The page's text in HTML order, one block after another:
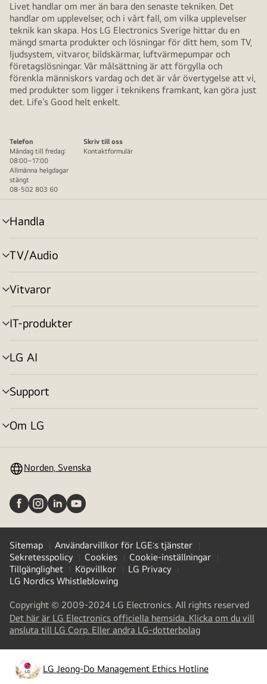
Livet handlar om mer än bara den senaste tekniken. Det
handlar om upplevelser, och i vårt fall, om vilka upplevelser
teknik kan skapa. Hos LG Electronics Sverige hittar du en
mängd smarta produkter och lösningar för ditt hem, som TV,
ljudsystem, vitvaror, bildskärmar, luftvärmepumpar och
företagslösningar. Vår målsättning är att förgylla och
förenkla människors vardag och det är vår övertygelse att vi,
med produkter som ligger i teknikens framkant, kan göra just
det. Life’s Good helt enkelt.
Telefon
Måndag till fredag:
08:00–17:00
Allmänna helgdagar
stängt
08-502 803 60
Skriv till oss
Kontaktformulär
Handla
menyväxling
TV/Audio
menyväxling
Vitvaror
menyväxling
IT-produkter
menyväxling
LG AI
menyväxling
Support
menyväxling
Om LG
menyväxling
Norden, Svenska
Sitemap
Användarvillkor för LGE:s tjänster
Sekretesspolicy
Cookies
Cookie-inställningar
Tillgänglighet
Köpvillkor
LG Privacy
LG Nordics Whistleblowing
Copyright © 2009-2024 LG Electronics. All rights reserved
Det här är LG Electronics officiella hemsida. Klicka om du vill
ansluta till LG Corp. Eller andra LG-dotterbolag(
a
new
tab
LG Jeong-Do Management Ethics Hotline
opens